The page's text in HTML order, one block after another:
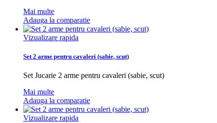
Mai multe
Adauga la comparatie
Vizualizare rapida
Set 2 arme pentru cavaleri (sabie, scut)
Set Jucarie 2 arme pentru cavaleri (sabie, scut)
Mai multe
Adauga la comparatie
Vizualizare rapida